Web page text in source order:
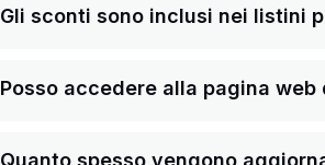
Gli sconti sono inclusi nei listini
Posso accedere alla pagina
Quanto spesso vengono